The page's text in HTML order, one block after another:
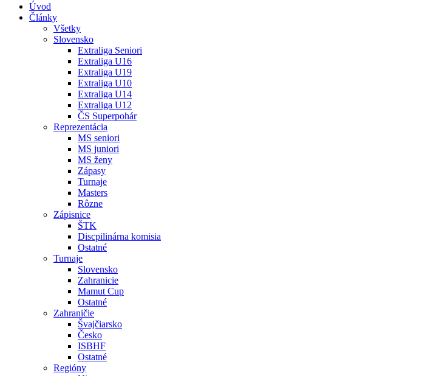
Úvod
Články
Všetky
Slovensko
Extraliga Seniori
Extraliga U16
Extraliga U19
Extraliga U10
Extraliga U14
Extraliga U12
ČS Superpohár
Reprezentácia
MS seniori
MS juniori
MS ženy
Zápasy
Turnaje
Masters
Rôzne
Zápisnice
ŠTK
Discpilinárna komisia
Ostatné
Turnaje
Slovensko
Zahranicie
Mamut Cup
Ostatné
Zahraničie
Švajčiarsko
Česko
ISBHF
Ostatné
Regióny